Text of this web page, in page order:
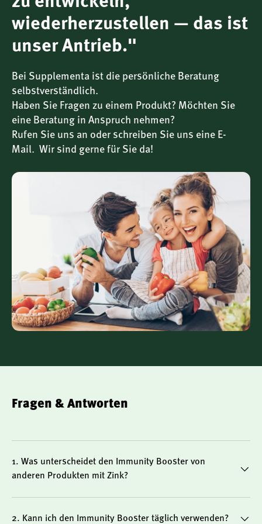
mitteleuropäischen Ernährungskultur und erfreuen sich
vor allem in der kalten Jahreszeit großer Beliebtheit. Sie
einer vitalstoffreichen Ernährung besonders geschätzt
Thymian-Blattextrakt – würzig, aromatisch, bewährt
Der Thymian (Thymus vulgaris) ist nicht nur als
Küchengewürz bekannt, sondern auch als pflanzliche Zutat
mit Tradition. Seine ätherischen Öle und weiteren
Inhaltsstoffe wurden über Generationen hinweg in
Booster liegt er in extrahierter Form vor – konzentriert und
Zink – ein Beitrag zur normalen Funktion des
Zink ist ein lebensnotwendiges Spurenelement und trägt
gemäß der EU-Verordnung Nr. 432/2012 zur normalen
Funktion des Immunsystems bei. Es leistet darüber hinaus
einen Beitrag zum Schutz der Zellen vor oxidativem Stress.
Besonders in Zeiten erhöhter Belastung kann eine gezielte
Versorgung mit Zink sinnvoll sein.
Gezielte Kombination aus Pflanzenextrakten und
traditionell bewährte Pflanzenstoffe
Zink trägt zur normalen Funktion des
Immunsystems bei
Alkoholfrei, vegan, glutenfrei, ohne Gentechnik
Auf Glycerinbasis – gewonnen aus Bio-Leinsamen
wiederherzustellen — das ist
unser Antrieb."
Bei Supplementa ist die persönliche Beratung
selbstverständlich.
Haben Sie Fragen zu einem Produkt? Möchten Sie
eine Beratung in Anspruch nehmen?
Rufen Sie uns an oder schreiben Sie uns eine E-
Mail. Wir sind gerne für Sie da!
Fragen & Antworten
1. Was unterscheidet den Immunity Booster von
anderen Produkten mit Zink?
2. Kann ich den Immunity Booster täglich verwenden?